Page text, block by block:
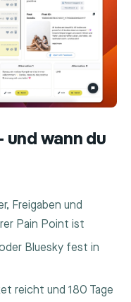
wann du
Freigaben und
Pain Point ist
Bluesky fest in
reicht und 180 Tage